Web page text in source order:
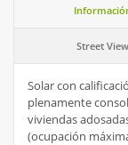
Street View
Solar con
plenamente
viviendas
(ocupación